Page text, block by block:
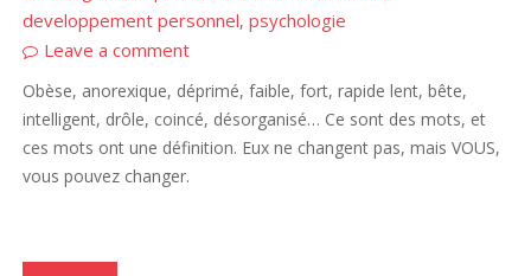
developpement personnel,psychologie
Leave a comment
Obèse, anorexique, déprimé, faible, fort, rapide lent, bête,
intelligent, drôle, coincé, désorganisé… Ce sont des mots, et
ces mots ont une définition. Eux ne changent pas, mais VOUS,
vous pouvez changer.